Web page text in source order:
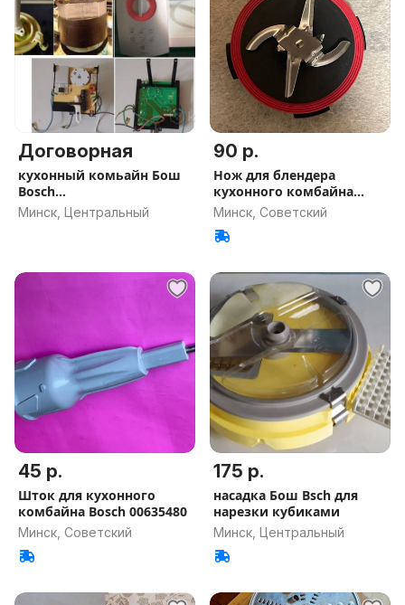
Договорная
кухонный комьайн Бош
Bosch
шток,двигатель,база
Минск, Центральный
90 р.
Нож для блендера
кухонного комбайна
Bosch 10019757
Минск, Советский
45 р.
Шток для кухонного
комбайна Bosch 00635480
Минск, Советский
175 р.
насадка Бош Bsch для
нарезки кубиками
Минск, Центральный